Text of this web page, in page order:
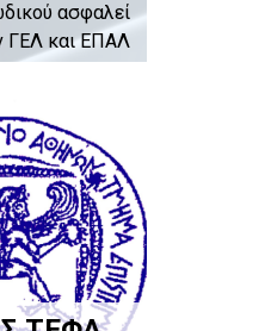
ασφαλεί
ΓΕΛ και ΕΠΑΛ
...